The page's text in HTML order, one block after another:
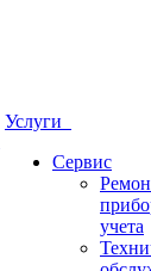
Услуги
Сервис
учета